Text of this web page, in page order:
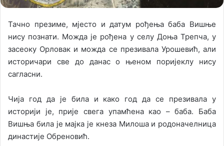
Тачно презиме, мјесто и датум рођења баба Вишње
нису познати. Можда је рођена у селу Доња Трепча, у
засеоку Орловак и можда се презивала Урошевић, али
историчари све до данас о њеном поријеклу нису
сагласни.
Чија год да је била и како год да се презивала у
историји је, прије свега упамћена као – баба. Баба
Вишња била је мајка је кнеза Милоша и родоначелница
династије Обреновић.